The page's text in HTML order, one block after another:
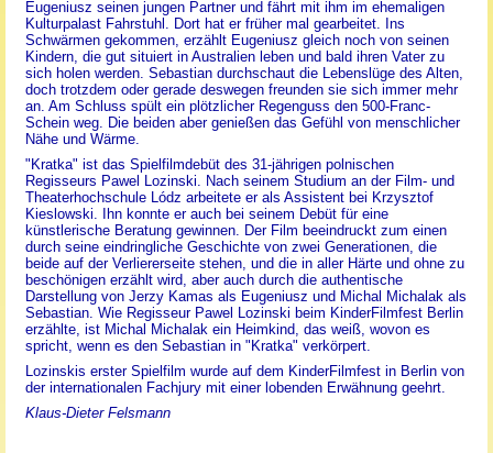
Eugeniusz seinen jungen Partner und fährt mit ihm im ehemaligen
Kulturpalast Fahrstuhl. Dort hat er früher mal gearbeitet. Ins
Schwärmen gekommen, erzählt Eugeniusz gleich noch von seinen
Kindern, die gut situiert in Australien leben und bald ihren Vater zu
sich holen werden. Sebastian durchschaut die Lebenslüge des Alten,
doch trotzdem oder gerade deswegen freunden sie sich immer mehr
an. Am Schluss spült ein plötzlicher Regenguss den 500-Franc-
Schein weg. Die beiden aber genießen das Gefühl von menschlicher
Nähe und Wärme.
"Kratka" ist das Spielfilmdebüt des 31-jährigen polnischen
Regisseurs Pawel Lozinski. Nach seinem Studium an der Film- und
Theaterhochschule Lódz arbeitete er als Assistent bei Krzysztof
Kieslowski. Ihn konnte er auch bei seinem Debüt für eine
künstlerische Beratung gewinnen. Der Film beeindruckt zum einen
durch seine eindringliche Geschichte von zwei Generationen, die
beide auf der Verliererseite stehen, und die in aller Härte und ohne zu
beschönigen erzählt wird, aber auch durch die authentische
Darstellung von Jerzy Kamas als Eugeniusz und Michal Michalak als
Sebastian. Wie Regisseur Pawel Lozinski beim KinderFilmfest Berlin
erzählte, ist Michal Michalak ein Heimkind, das weiß, wovon es
spricht, wenn es den Sebastian in "Kratka" verkörpert.
Lozinskis erster Spielfilm wurde auf dem KinderFilmfest in Berlin von
der internationalen Fachjury mit einer lobenden Erwähnung geehrt.
Klaus-Dieter Felsmann